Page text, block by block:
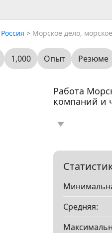
> Морское дело,
1,000 Опыт Резюме
Работа
компаний и
Все
Показать все
Средняя: